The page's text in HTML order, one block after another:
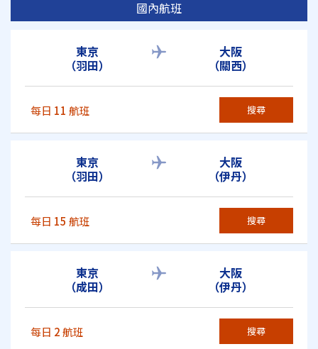
國內航班
東京
（羽田）
大阪
（關西）
每日 11 航班 搜尋
東京
（羽田）
大阪
（伊丹）
每日 15 航班 搜尋
東京
（成田）
大阪
（伊丹）
每日 2航班 搜尋